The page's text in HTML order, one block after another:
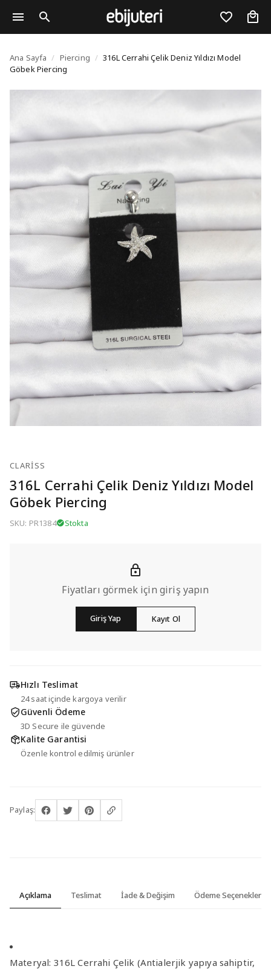
316L Cerrahi Çelik
Ana Sayfa / Piercing / 316L Cerrahi Çelik Deniz Yıldızı Model
Göbek Piercing
CLARISS
316L Cerrahi Çelik Deniz Yıldızı Model
Göbek Piercing
SKU: PR1384 Stokta
Fiyatları görmek için giriş yapın
Giriş Yap Kayıt Ol
Hızlı Teslimat
24 saat içinde kargoya verilir
Güvenli Ödeme
3D Secure ile güvende
Kalite Garantisi
Özenle kontrol edilmiş ürünler
Paylaş:
Açıklama Teslimat İade & Değişim Ödeme Seçenekleri
Materyal: 316L Cerrahi Çelik (Antialerjik yapıya sahiptir,